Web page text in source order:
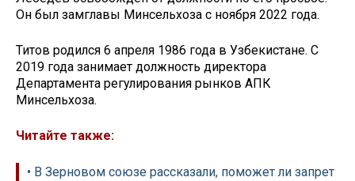
Он был замглавы Минсельхоза с ноября 2022 года.
Титов родился 6 апреля 1986 года в Узбекистане. С
2019 года занимает должность директора
Департамента регулирования рынков АПК
Минсельхоза.
Читайте также:
• В Зерновом союзе рассказали, поможет ли запрет